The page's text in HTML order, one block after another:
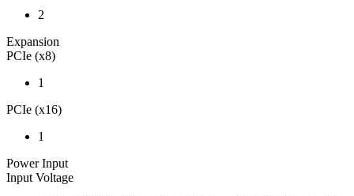
2
Expansion
PCIe (x8)
1
PCIe (x16)
1
Power Input
Input Voltage